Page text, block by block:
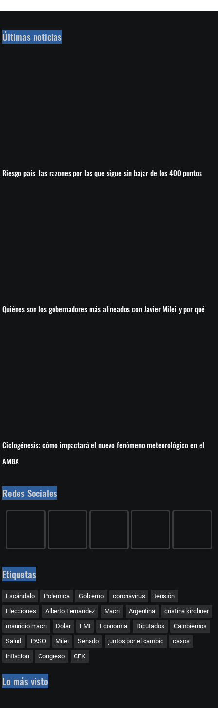
Últimas noticias
Riesgo país: las razones por las que sigue sin bajar de los 400 puntos
Quiénes son los gobernadores más alineados con Javier Milei y por qué
Ciclogénesis: cómo impactará el nuevo fenómeno meteorológico en el
AMBA
Redes Sociales
Etiquetas
Escándalo Polemica Gobierno coronavirus tensión
Elecciones Alberto Fernandez Macri Argentina cristina kirchner
mauricio macri Dolar FMI Economia Diputados Cambiemos
Salud PASO Milei Senado juntos por el cambio casos
inflacion Congreso CFK
Lo más visto